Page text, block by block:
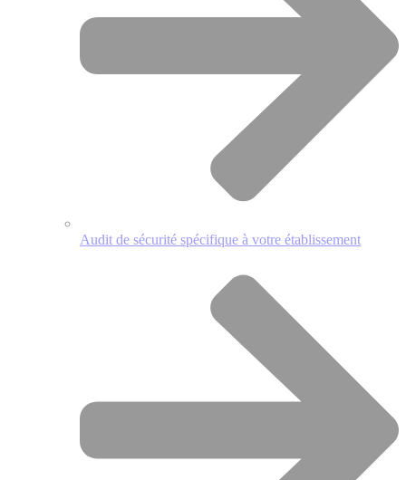
Audit de sécurité spécifique à votre établissement